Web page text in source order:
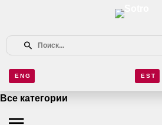
ENG EST
Все категории